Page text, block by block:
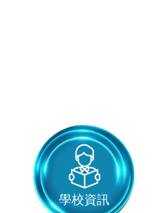
學校資訊